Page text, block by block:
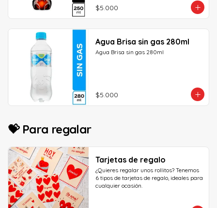
$5.000
Agua Brisa sin gas 280ml
Agua Brisa sin gas 280ml
$5.000
💝 Para regalar
Tarjetas de regalo
¿Quieres regalar unos rollitos? Tenemos
6 tipos de tarjetas de regalo, ideales para
cualquier ocasión.